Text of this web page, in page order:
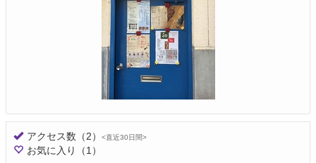
アクセス数 （2） <直近30日間>
お気に入り （1）